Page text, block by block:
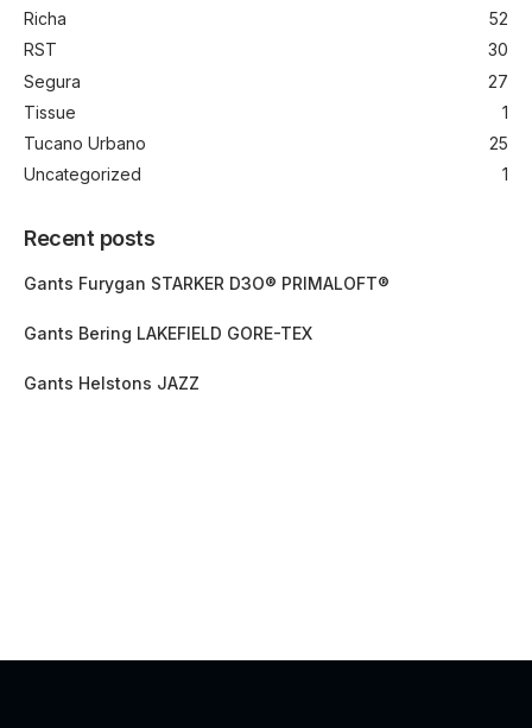
Richa
52
RST
30
Segura
27
Tissue
1
Tucano Urbano
25
Uncategorized
1
Recent posts
Gants Furygan STARKER D3O® PRIMALOFT®
Gants Bering LAKEFIELD GORE-TEX
Gants Helstons JAZZ